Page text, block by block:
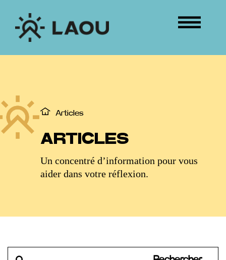
contenu
ÉVÉNEMENTS
CONNEXION
Articles
ARTICLES
Un concentré d’information pour vous
aider dans votre réflexion.